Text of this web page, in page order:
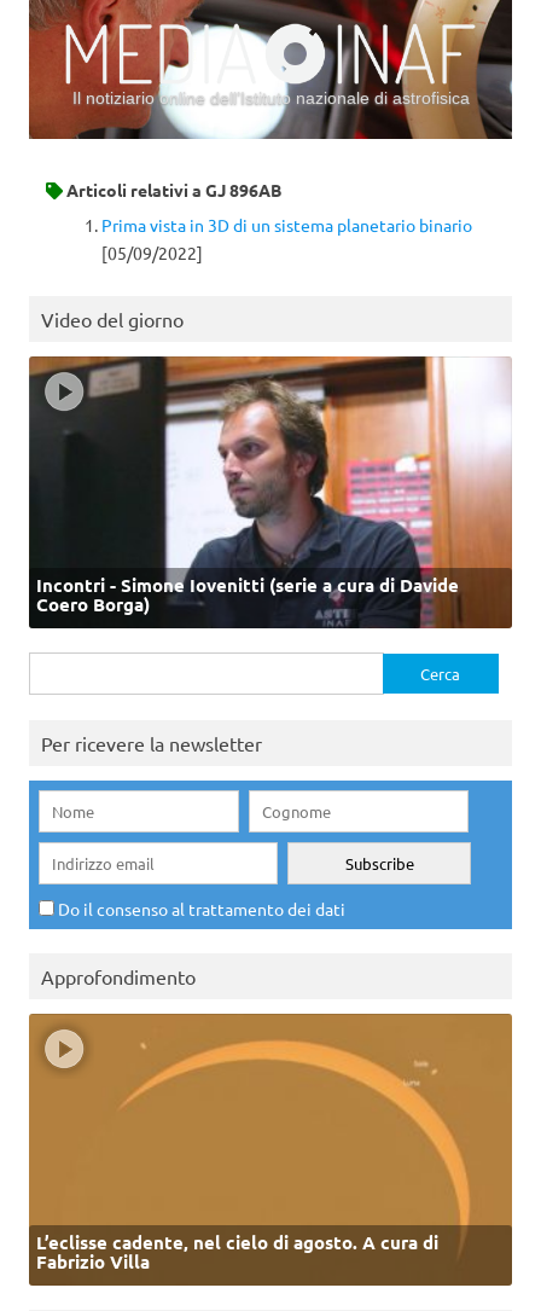
Il notiziario online dell’Istituto nazionale di astrofisica
Articoli relativi a GJ 896AB
Prima vista in 3D di un sistema planetario binario
[05/09/2022]
Video del giorno
Incontri - Simone Iovenitti (serie a cura di Davide
Coero Borga)
per:
Per ricevere la newsletter
Do il consenso al trattamento dei dati
Approfondimento
L’eclisse cadente, nel cielo di agosto. A cura di
Fabrizio Villa